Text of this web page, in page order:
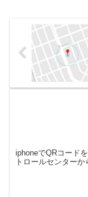
iphoneでQRコード
トロールセンターか